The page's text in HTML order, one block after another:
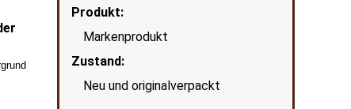
wenn
Produkt:
Markenprodukt
Zustand:
Neu und originalverpackt